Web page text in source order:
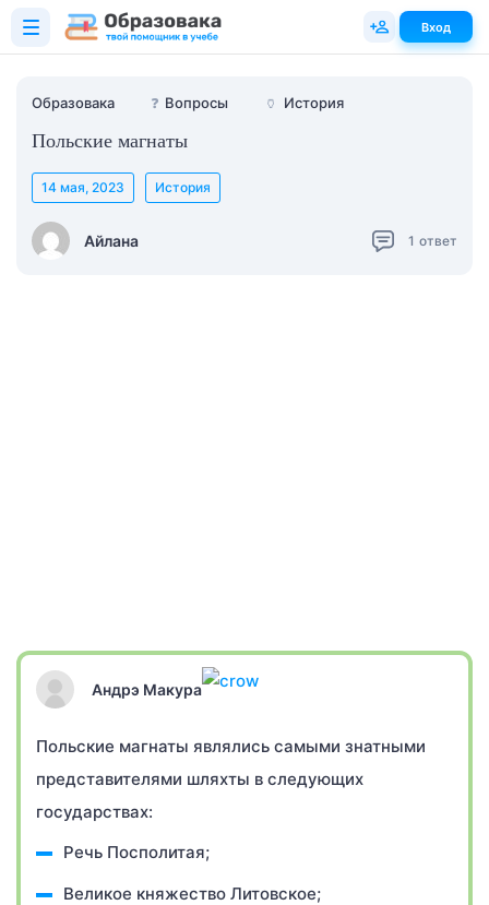
Образовака ❓ Вопросы 🏺 История
Польские магнаты
Айлана
14 мая, 2023 История
1 ответ
Андрэ Макура
Польские магнаты являлись самыми знатными
представителями шляхты в следующих
государствах:
Речь Посполитая;
Великое княжество Литовское;
Вход